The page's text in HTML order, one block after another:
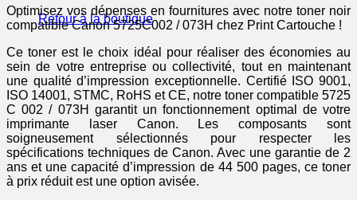
Retour à la boutique
noir
Optimisez vos dépenses en fournitures avec notre toner noir
compatible Canon 5725C002 / 073H chez Print Cartouche !
Ce toner est le choix idéal pour réaliser des économies au
sein de votre entreprise ou collectivité, tout en maintenant
une qualité d’impression exceptionnelle. Certifié ISO 9001,
ISO 14001, STMC, RoHS et CE, notre toner compatible 5725
C 002 / 073H garantit un fonctionnement optimal de votre
imprimante laser Canon. Les composants sont
soigneusement sélectionnés pour respecter les
spécifications techniques de Canon. Avec une garantie de 2
ans et une capacité d’impression de 44 500 pages, ce toner
à prix réduit est une option avisée.